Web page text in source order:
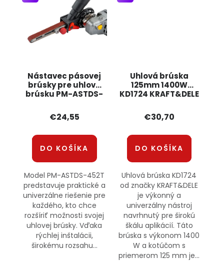
Nástavec pásovej
brúsky pre uhlovú
brúsku PM-ASTDS-
€24,55
DO KOŠÍKA
Model PM-ASTDS-452T
predstavuje praktické a
univerzálne riešenie pre
každého, kto chce
rozšíriť možnosti svojej
uhlovej brúsky. Vďaka
rýchlej inštalácii,
širokému rozsahu...
Uhlová brúska
125mm 1400W
KD1724 KRAFT&DELE
€30,70
DO KOŠÍKA
Uhlová brúska KD1724
od značky KRAFT&DELE
je výkonný a
univerzálny nástroj
navrhnutý pre širokú
škálu aplikácií. Táto
brúska s výkonom 1400
W a kotúčom s
priemerom 125 mm je...